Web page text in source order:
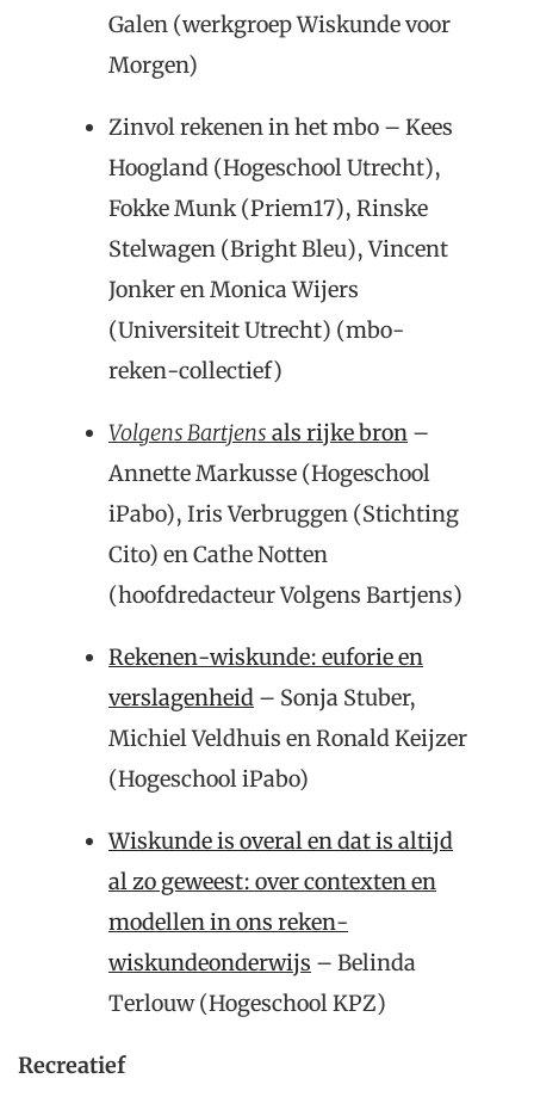
Galen (werkgroep Wiskunde voor
Morgen)
Zinvol rekenen in het mbo – Kees
Hoogland (Hogeschool Utrecht),
Fokke Munk (Priem17), Rinske
Stelwagen (Bright Bleu), Vincent
Jonker en Monica Wijers
(Universiteit Utrecht) (mbo-
reken-collectief)
Volgens Bartjens als rijke bron –
Annette Markusse (Hogeschool
iPabo), Iris Verbruggen (Stichting
Cito) en Cathe Notten
(hoofdredacteur Volgens Bartjens)
Rekenen-wiskunde: euforie en
verslagenheid – Sonja Stuber,
Michiel Veldhuis en Ronald Keijzer
(Hogeschool iPabo)
Wiskunde is overal en dat is altijd
al zo geweest: over contexten en
modellen in ons reken-
wiskundeonderwijs – Belinda
Terlouw (Hogeschool KPZ)
Recreatief